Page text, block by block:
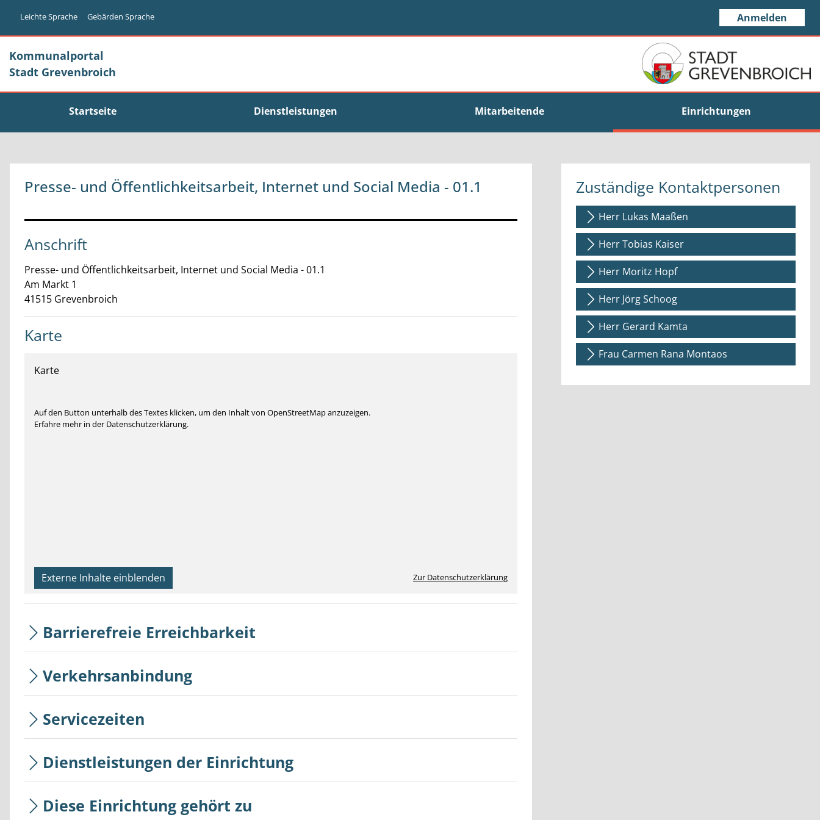
Zum Hauptinhalt springen
Leichte Sprache Gebärden Sprache Anmelden
Kommunalportal
Stadt Grevenbroich
Startseite Dienstleistungen Mitarbeitende Einrichtungen
Presse- und Öffentlichkeitsarbeit, Internet und Social Media - 01.1
Anschrift
Presse- und Öffentlichkeitsarbeit, Internet und Social Media - 01.1
Am Markt 1
41515 Grevenbroich
Karte
Karte
Auf den Button unterhalb des Textes klicken, um den Inhalt von OpenStreetMap anzuzeigen.
Erfahre mehr in der Datenschutzerklärung.
Externe Inhalte einblenden Zur Datenschutzerklärung
Barrierefreie Erreichbarkeit
Verkehrsanbindung
Servicezeiten
Dienstleistungen der Einrichtung
Diese Einrichtung gehört zu
Zuständige Kontaktpersonen
Herr Lukas Maaßen
Herr Tobias Kaiser
Herr Moritz Hopf
Herr Jörg Schoog
Herr Gerard Kamta
Frau Carmen Rana Montaos